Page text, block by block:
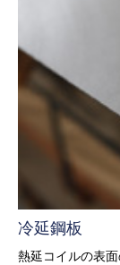
冷延鋼板
熱延コイルの表